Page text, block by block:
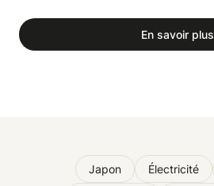
En savoir plus
Japon Électricité